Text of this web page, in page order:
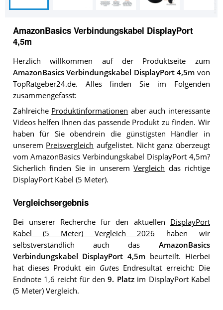
AmazonBasics Verbindungskabel DisplayPort
4,5m
Herzlich willkommen auf der Produktseite zum
AmazonBasics Verbindungskabel DisplayPort 4,5m von
TopRatgeber24.de. Alles finden Sie im Folgenden
zusammengefasst:
Zahlreiche Produktinformationen aber auch interessante
Videos helfen Ihnen das passende Produkt zu finden. Wir
haben für Sie obendrein die günstigsten Händler in
unserem Preisvergleich aufgelistet. Nicht ganz überzeugt
vom AmazonBasics Verbindungskabel DisplayPort 4,5m?
Sicherlich finden Sie in unseremVergleich das richtige
DisplayPort Kabel (5 Meter).
Vergleichsergebnis
Bei unserer Recherche für den aktuellen DisplayPort
Kabel (5 Meter) Vergleich 2026 haben wir
selbstverständlich auch das AmazonBasics
Verbindungskabel DisplayPort 4,5m beurteilt. Hierbei
hat dieses Produkt ein Gutes Endresultat erreicht: Die
Endnote 1,6 reicht für den9. Platzim DisplayPort Kabel
(5 Meter) Vergleich.